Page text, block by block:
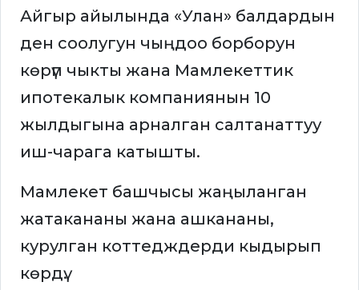
Айгыр айылында «Улан» балдардын
ден соолугун чыңдоо борборун
көрүп чыкты жана Мамлекеттик
ипотекалык компаниянын 10
жылдыгына арналган салтанаттуу
иш-чарага катышты.
Мамлекет башчысы жаңыланган
жатакананы жана ашкананы,
курулган коттедждерди кыдырып
көрдү.